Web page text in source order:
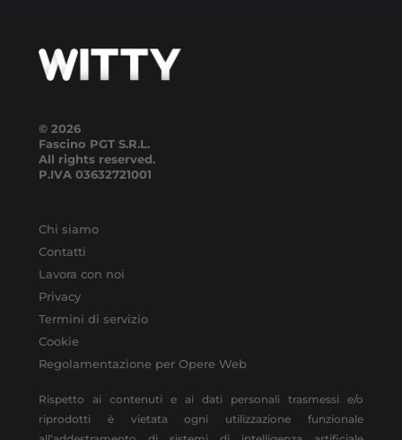
© 2026
Fascino PGT S.R.L.
All rights reserved.
P.IVA 03632721001
Chi siamo
Contatti
Lavora con noi
Privacy
Termini di servizio
Cookie
Regolamentazione per Opere Web
Rispetto ai contenuti e ai dati personali trasmessi e/o
riprodotti è vietata ogni utilizzazione funzionale